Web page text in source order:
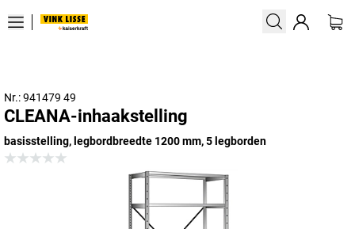
Nr.: 941479 49
CLEANA-inhaakstelling
basisstelling, legbordbreedte 1200 mm, 5 legborden